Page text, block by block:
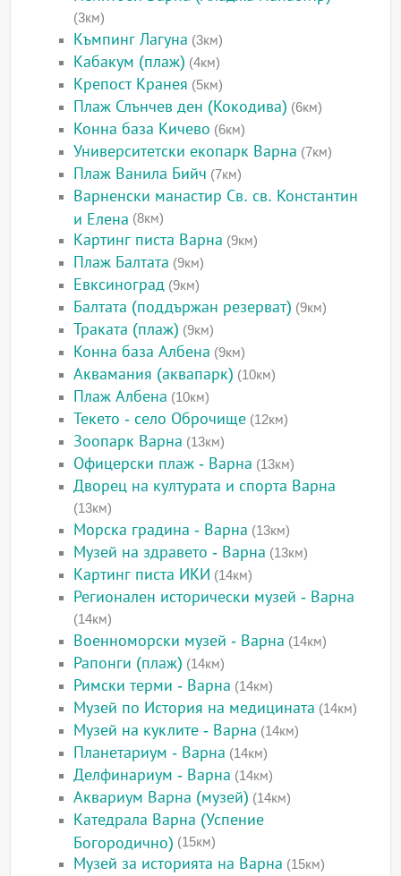
(3км)
Къмпинг Лагуна (3км)
Кабакум (плаж) (4км)
Крепост Кранея (5км)
Плаж Слънчев ден (Кокодива) (6км)
Конна база Кичево (6км)
Университетски екопарк Варна (7км)
Плаж Ванила Бийч (7км)
Варненски манастир Св. св. Константин
и Елена (8км)
Картинг писта Варна (9км)
Плаж Балтата (9км)
Евксиноград (9км)
Балтата (поддържан резерват) (9км)
Траката (плаж) (9км)
Конна база Албена (9км)
Аквамания (аквапарк) (10км)
Плаж Албена (10км)
Текето - село Оброчище (12км)
Зоопарк Варна (13км)
Офицерски плаж - Варна (13км)
Дворец на културата и спорта Варна
(13км)
Морска градина - Варна (13км)
Музей на здравето - Варна (13км)
Картинг писта ИКИ (14км)
Регионален исторически музей - Варна
(14км)
Военноморски музей - Варна (14км)
Рапонги (плаж) (14км)
Римски терми - Варна (14км)
Музей по История на медицината (14км)
Музей на куклите - Варна (14км)
Планетариум - Варна (14км)
Делфинариум - Варна (14км)
Аквариум Варна (музей) (14км)
Катедрала Варна (Успение
Богородично) (15км)
Музей за историята на Варна (15км)